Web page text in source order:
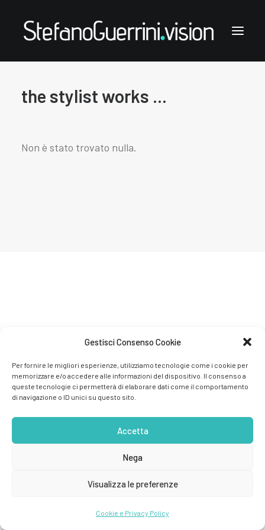
Gestisci Consenso Cookie
Per fornire le migliori esperienze, utilizziamo tecnologie come i cookie per
memorizzare e/o accedere alle informazioni del dispositivo. Il consenso a
queste tecnologie ci permetterà di elaborare dati come il comportamento
di navigazione o ID unici su questo sito.
Accetta
Nega
Visualizza le preferenze
Cookie e Privacy Policy
Stefano Guerrini
the style notes
the stylist works ...
Non è stato trovato nulla.